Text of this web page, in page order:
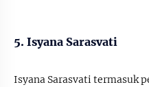
5. Isyana Sarasvati
Isyana Sarasvati termasuk